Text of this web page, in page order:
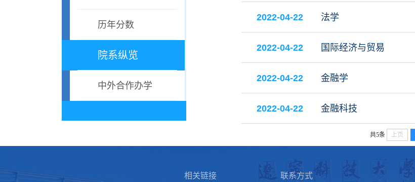
历年分数
院系纵览
中外合作办学
2022-04-22 法学
2022-04-22 国际经济与贸易
2022-04-22 金融学
2022-04-22 金融科技
共5条 上页
相关链接 联系方式